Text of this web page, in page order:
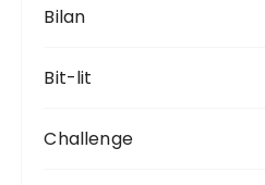
Bilan
Bit-lit
Challenge